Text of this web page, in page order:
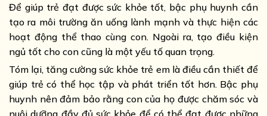
Để giúp trẻ đạt được sức khỏe tốt, bậc phụ huynh cần
tạo ra môi trường ăn uống lành mạnh và thực hiện các
hoạt động thể thao cùng con. Ngoài ra, tạo điều kiện
ngủ tốt cho con cũng là một yếu tố quan trọng.
Tóm lại, tăng cường sức khỏe trẻ em là điều cần thiết để
giúp trẻ có thể học tập và phát triển tốt hơn. Bậc phụ
huynh nên đảm bảo rằng con của họ được chăm sóc và
nuôi dưỡng đầy đủ sức khỏe để có thể đạt được những